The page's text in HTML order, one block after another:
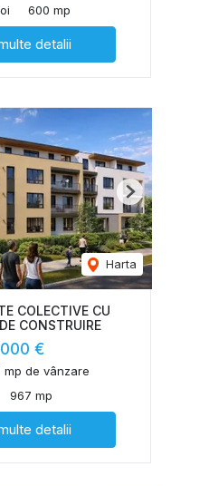
600 mp
detalii
Harta
Next
COLECTIVE CU
CONSTRUIRE
€
mp de vânzare
967 mp
detalii